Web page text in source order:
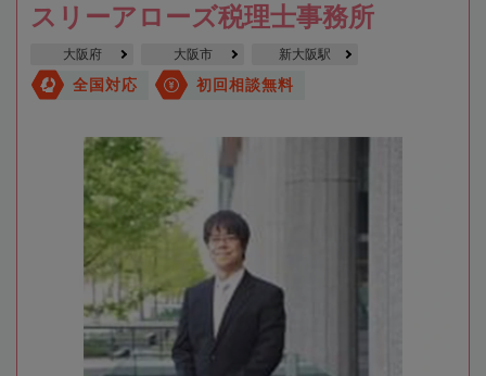
スリーアローズ税理士事務所
大阪府 大阪市 新大阪駅
全国対応 初回相談無料